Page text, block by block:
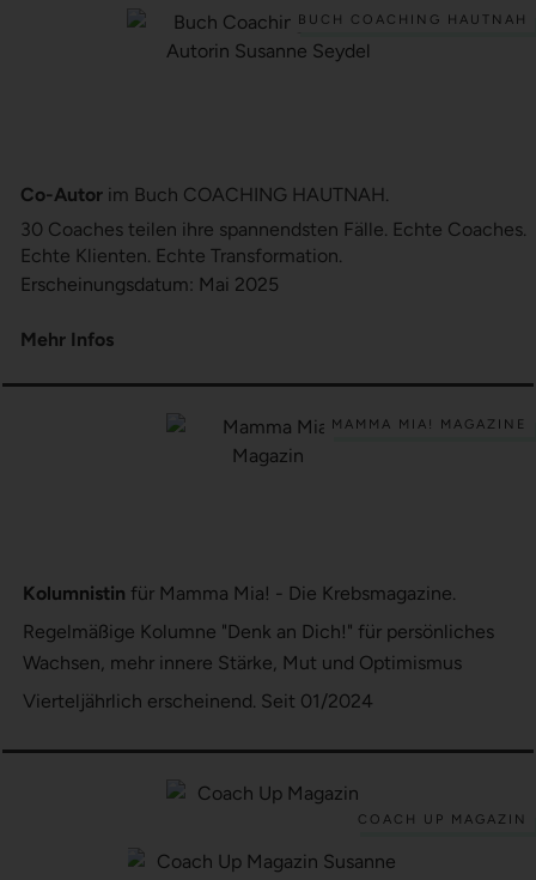
BUCH COACHING HAUTNAH
Co-Autor im Buch COACHING HAUTNAH.
30 Coaches teilen ihre spannendsten Fälle. Echte Coaches.
Echte Klienten. Echte Transformation.
Erscheinungsdatum: Mai 2025
Mehr Infos
MAMMA MIA! MAGAZINE
Kolumnistin für Mamma Mia! - Die Krebsmagazine.
Regelmäßige Kolumne "Denk an Dich!" für persönliches
Wachsen, mehr innere Stärke, Mut und Optimismus
Vierteljährlich erscheinend. Seit 01/2024
COACH UP MAGAZIN